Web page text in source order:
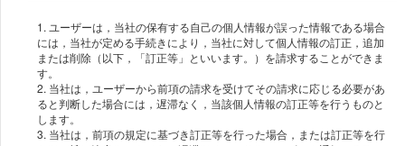
1. ユーザーは，当社の保有する自己の個人情報が誤った情報である場合
には，当社が定める手続きにより，当社に対して個人情報の訂正，追加
または削除（以下，「訂正等」といいます。）を請求することができま
す。
2. 当社は，ユーザーから前項の請求を受けてその請求に応じる必要があ
ると判断した場合には，遅滞なく，当該個人情報の訂正等を行うものと
します。
3. 当社は，前項の規定に基づき訂正等を行った場合，または訂正等を行